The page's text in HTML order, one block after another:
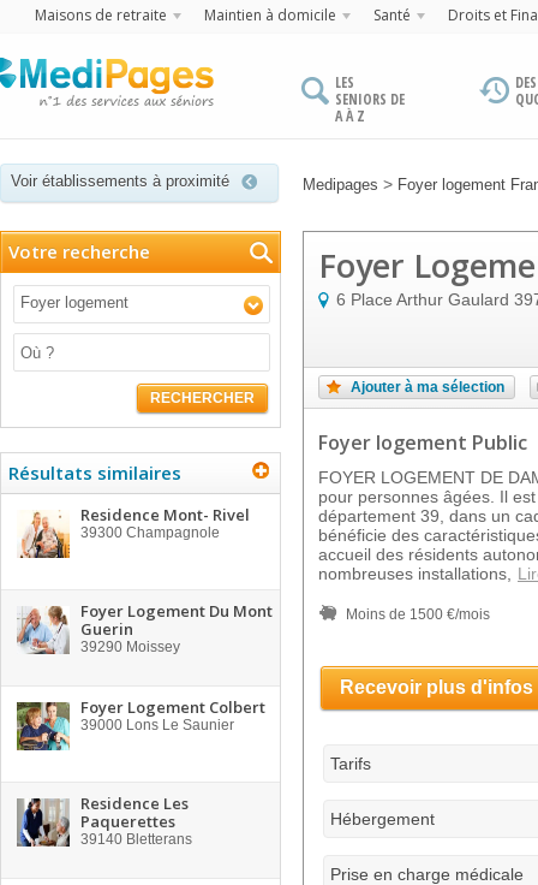
Maisons de retraite Maintien à domicile Santé Droits et
LES
SENIORS DE
A À Z
Voir établissements à proximité Medipages > Foyer logement
Votre recherche
Foyer logement
RECHERCHER
Résultats similaires
Residence Mont- Rivel
39300 Champagnole
Foyer Logement Du Mont
Guerin
39290 Moissey
Foyer Logement Colbert
39000 Lons Le Saunier
Residence Les
Paquerettes
39140 Bletterans
Foyer
6 Place Arthur Gaulard
Ajouter à ma sélection
Foyer logement Public
FOYER LOGEMENT DE
pour personnes âgées. Il
département 39, dans un
bénéficie des
accueil des résidents
nombreuses installations,
Moins de 1500 €/mois
Recevoir plus d'infos
Tarifs
Hébergement
Prise en charge médicale